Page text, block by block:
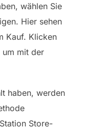
wählen Sie
Hier sehen
Kauf. Klicken
um mit der
haben, werden
Store-